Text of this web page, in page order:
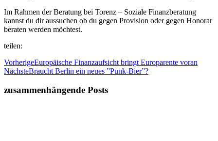
Im Rahmen der Beratung bei Torenz – Soziale Finanzberatung
kannst du dir aussuchen ob du gegen Provision oder gegen Honorar
beraten werden möchtest.
teilen:
VorherigeEuropäische Finanzaufsicht bringt Europarente voran
NächsteBraucht Berlin ein neues ”Punk-Bier”?
zusammenhängende Posts